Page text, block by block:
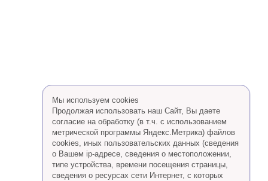
Мы используем cookies
Продолжая использовать наш Сайт, Вы даете
согласие на обработку (в т.ч. с использованием
метрической программы Яндекс.Метрика) файлов
cookies, иных пользовательских данных (сведения
о Вашем ip-адресе, сведения о местоположении,
типе устройства, времени посещения страницы,
сведения о ресурсах сети Интернет, с которых